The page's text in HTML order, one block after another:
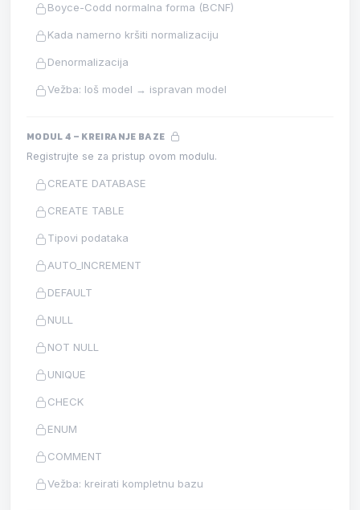
Boyce-Codd normalna forma (BCNF)
Kada namerno kršiti normalizaciju
Denormalizacija
Vežba: loš model → ispravan model
MODUL 4 – KREIRANJE BAZE
Registrujte se za pristup ovom modulu.
CREATE DATABASE
CREATE TABLE
Tipovi podataka
AUTO_INCREMENT
DEFAULT
NULL
NOT NULL
UNIQUE
CHECK
ENUM
COMMENT
Vežba: kreirati kompletnu bazu